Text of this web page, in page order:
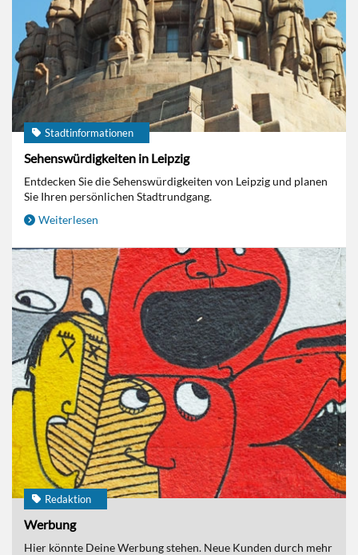
Stadtinformationen
Sehenswürdigkeiten in Leipzig
Entdecken Sie die Sehenswürdigkeiten von Leipzig und planen
Sie Ihren persönlichen Stadtrundgang.
Weiterlesen
Redaktion
Werbung
Hier könnte Deine Werbung stehen. Neue Kunden durch mehr